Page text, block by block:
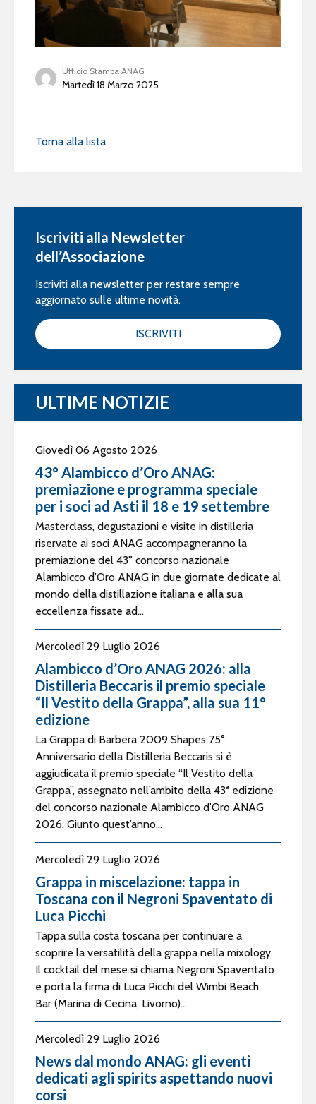
Ufficio Stampa ANAG
Martedì 18 Marzo 2025
Torna alla lista
Iscriviti alla Newsletter
dell’Associazione
Iscriviti alla newsletter per restare sempre
aggiornato sulle ultime novità.
ISCRIVITI
ULTIME NOTIZIE
Giovedì 06 Agosto 2026
43° Alambicco d’Oro ANAG:
premiazione e programma speciale
per i soci ad Asti il 18 e 19 settembre
Masterclass, degustazioni e visite in distilleria
riservate ai soci ANAG accompagneranno la
premiazione del 43° concorso nazionale
Alambicco d’Oro ANAG in due giornate dedicate al
mondo della distillazione italiana e alla sua
eccellenza fissate ad...
Mercoledì 29 Luglio 2026
Alambicco d’Oro ANAG 2026: alla
Distilleria Beccaris il premio speciale
“Il Vestito della Grappa”, alla sua 11°
edizione
La Grappa di Barbera 2009 Shapes 75°
Anniversario della Distilleria Beccaris si è
aggiudicata il premio speciale “Il Vestito della
Grappa”, assegnato nell’ambito della 43ª edizione
del concorso nazionale Alambicco d’Oro ANAG
2026. Giunto quest’anno...
Mercoledì 29 Luglio 2026
Grappa in miscelazione: tappa in
Toscana con il Negroni Spaventato di
Luca Picchi
Tappa sulla costa toscana per continuare a
scoprire la versatilità della grappa nella mixology.
Il cocktail del mese si chiama Negroni Spaventato
e porta la firma di Luca Picchi del Wimbi Beach
Bar (Marina di Cecina, Livorno)...
Mercoledì 29 Luglio 2026
News dal mondo ANAG: gli eventi
dedicati agli spirits aspettando nuovi
corsi